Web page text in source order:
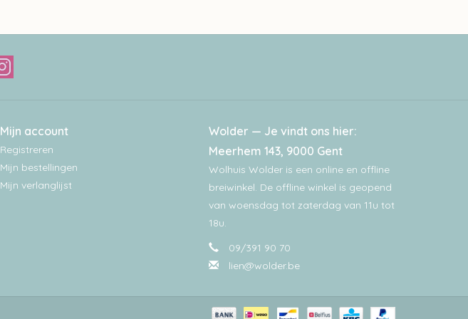
Mijn account
Registreren
Mijn bestellingen
Mijn verlanglijst
Wolder — Je vindt ons hier:
Meerhem 143, 9000 Gent
Wolhuis Wolder is een online en offline
breiwinkel. De offline winkel is geopend
van woensdag tot zaterdag van 11u tot
18u.
09/391 90 70
lien@wolder.be